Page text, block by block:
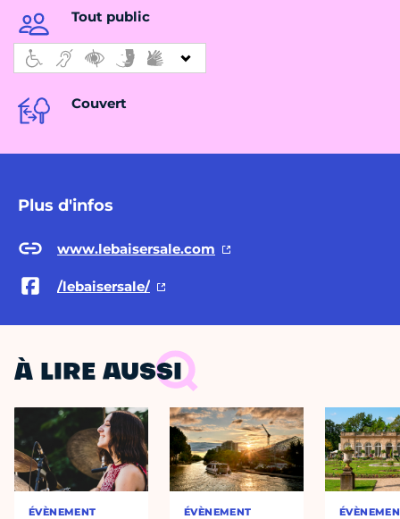
Tout public
Couvert
Plus d'infos
www.lebaisersale.com
/lebaisersale/
À LIRE AUSSI
ÉVÈNEMENT ÉVÈNEMENT